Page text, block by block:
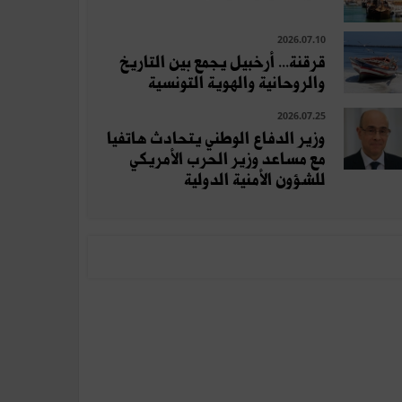
2026.07.10
قرقنة... أرخبيل يجمع بين التاريخ
والروحانية والهوية التونسية
2026.07.25
وزير الدفاع الوطني يتحادث هاتفيا
مع مساعد وزير الحرب الأمريكي
للشؤون الأمنية الدولية